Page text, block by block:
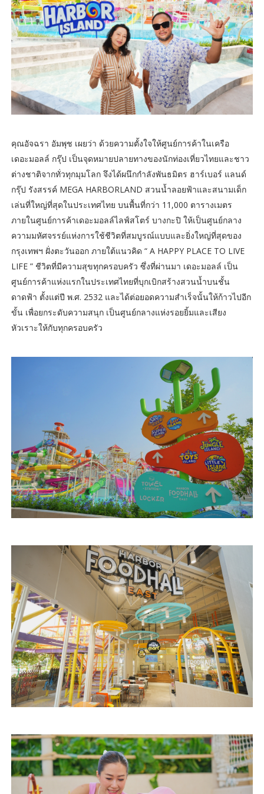
คุณอัจฉรา อัมพุช เผยว่า ด้วยความตั้งใจให้ศูนย์การค้าในเครือ
เดอะมอลล์ กรุ๊ป เป็นจุดหมายปลายทางของนักท่องเที่ยวไทยและชาว
ต่างชาติจากทั่วทุกมุมโลก จึงได้ผนึกกำลังพันธมิตร ฮาร์เบอร์ แลนด์
กรุ๊ป รังสรรค์ MEGA HARBORLAND สวนน้ำลอยฟ้าและสนามเด็ก
เล่นที่ใหญ่ที่สุดในประเทศไทย บนพื้นที่กว่า 11,000 ตารางเมตร
ภายในศูนย์การค้าเดอะมอลล์ไลฟ์สโตร์ บางกะปิ ให้เป็นศูนย์กลาง
ความมหัศจรรย์แห่งการใช้ชีวิตที่สมบูรณ์แบบและยิ่งใหญ่ที่สุดของ
กรุงเทพฯ ฝั่งตะวันออก ภายใต้แนวคิด “ A HAPPY PLACE TO LIVE
LIFE ” ชีวิตที่มีความสุขทุกครอบครัว ซึ่งที่ผ่านมา เดอะมอลล์ เป็น
ศูนย์การค้าแห่งแรกในประเทศไทยที่บุกเบิกสร้างสวนน้ำบนชั้น
ดาดฟ้า ตั้งแต่ปี พ.ศ. 2532 และได้ต่อยอดความสำเร็จนั้นให้ก้าวไปอีก
ขั้น เพื่อยกระดับความสนุก เป็นศูนย์กลางแห่งรอยยิ้มและเสียง
หัวเราะให้กับทุกครอบครัว